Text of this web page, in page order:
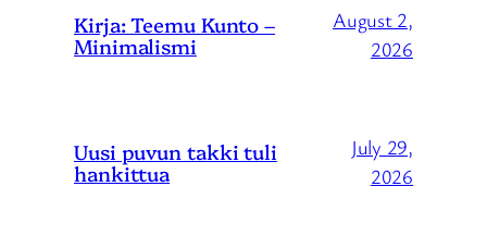
Kirja: Teemu Kunto –
Minimalismi
August 2,
2026
Uusi puvun takki tuli
hankittua
July 29,
2026